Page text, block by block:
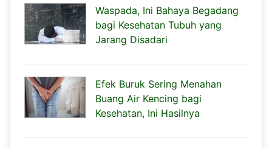
Waspada, Ini Bahaya Begadang
bagi Kesehatan Tubuh yang
Jarang Disadari
Efek Buruk Sering Menahan
Buang Air Kencing bagi
Kesehatan, Ini Hasilnya